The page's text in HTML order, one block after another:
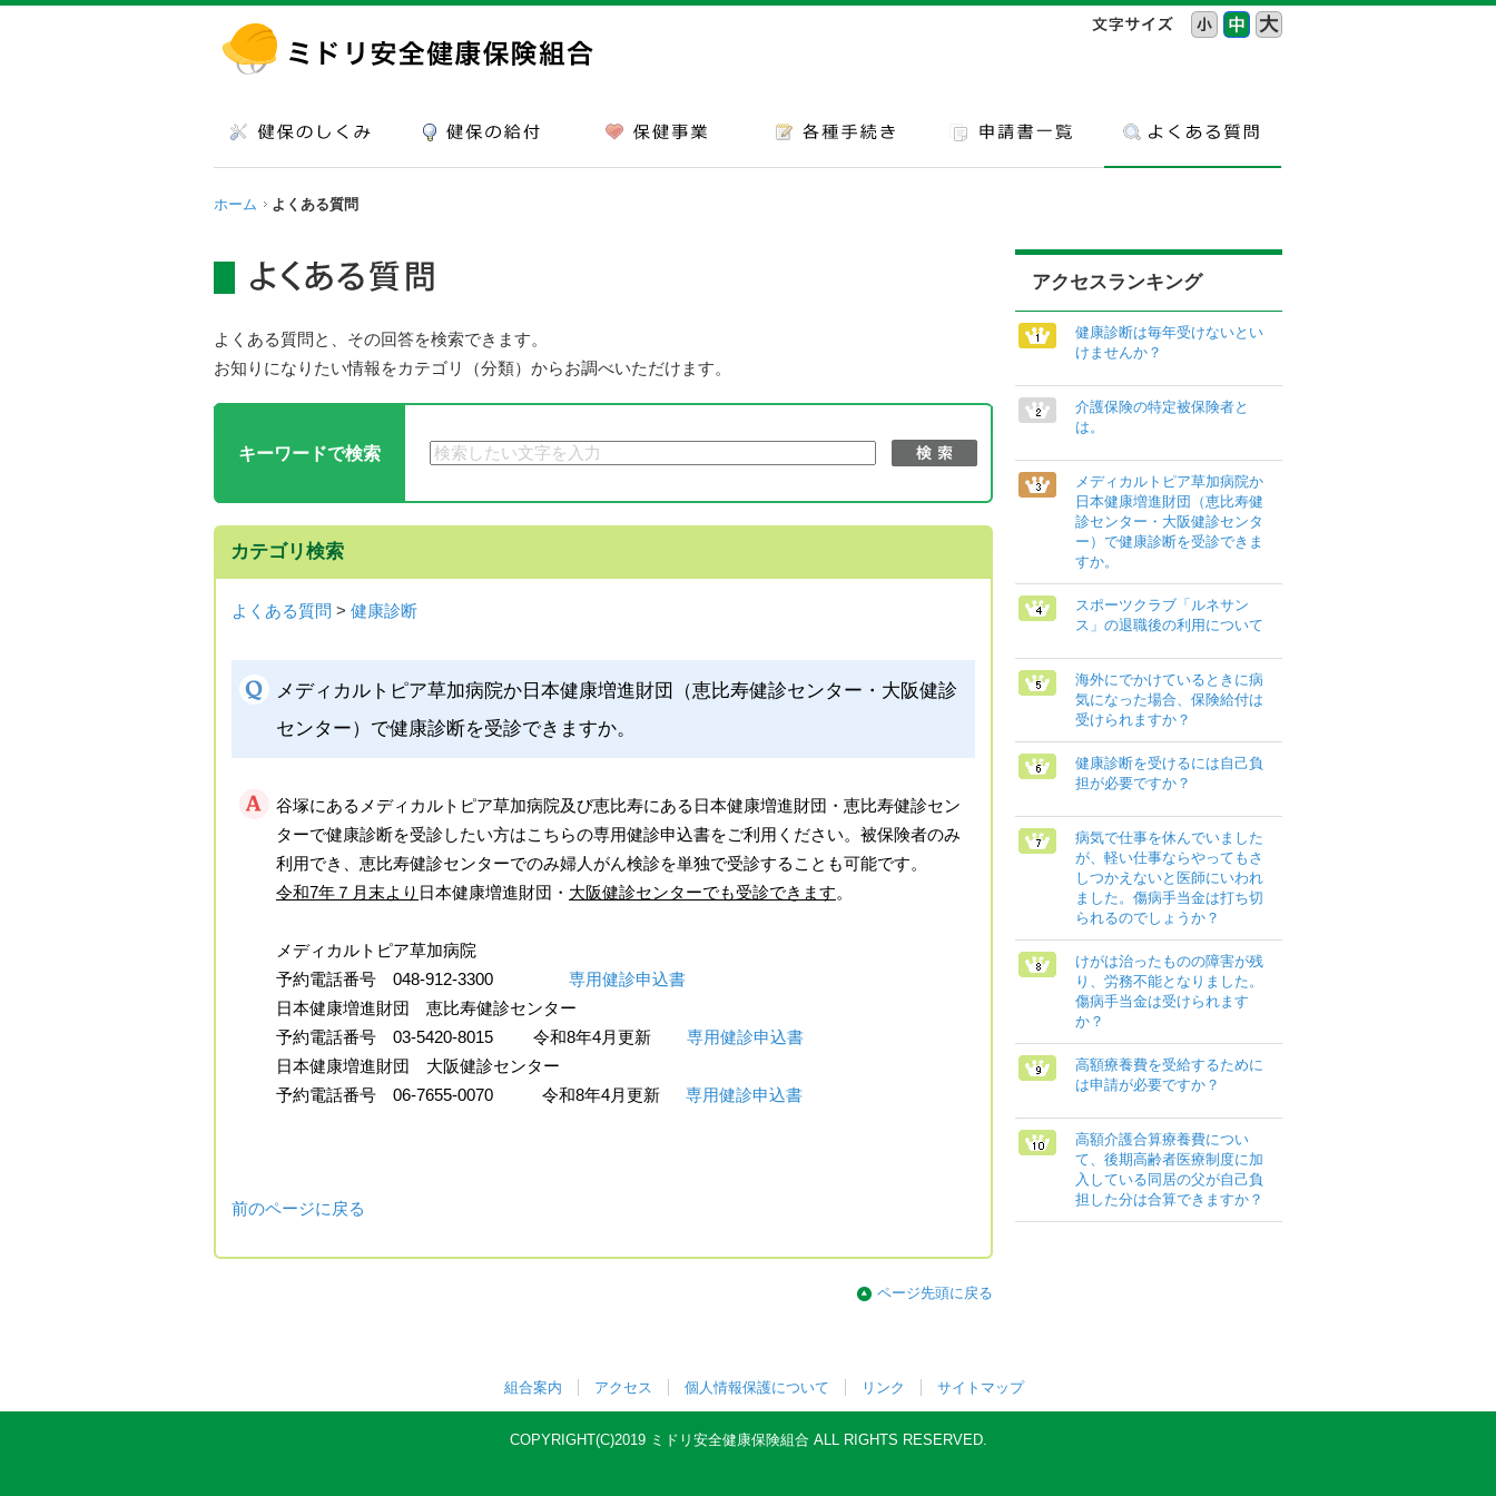
ホーム よくある質問
よくある質問と、その回答を検索できます。
お知りになりたい情報をカテゴリ（分類）からお調べいただけます。
キーワードで検索
カテゴリ検索
よくある質問 > 健康診断
メディカルトピア草加病院か日本健康増進財団（恵比寿健診センター・大阪健診
センター）で健康診断を受診できますか。
谷塚にあるメディカルトピア草加病院及び恵比寿にある日本健康増進財団・恵比寿健診セン
ターで健康診断を受診したい方はこちらの専用健診申込書をご利用ください。被保険者のみ
利用でき、恵比寿健診センターでのみ婦人がん検診を単独で受診することも可能です。
令和7年７月末より 日本健康増進財団・ 大阪健診センターでも受診できます。
メディカルトピア草加病院
予約電話番号 048-912-3300
専用健診申込書
日本健康増進財団 恵比寿健診センター
予約電話番号 03-5420-8015 令和8年4月更新
専用健診申込書
日本健康増進財団 大阪健診センター
予約電話番号 06-7655-0070 令和8年4月更新 専用健診申込書
前のページに戻る
ページ先頭に戻る
アクセスランキング
健康診断は毎年受けないとい
けませんか？
介護保険の特定被保険者と
は。
メディカルトピア草加病院か
日本健康増進財団（恵比寿健
診センター・大阪健診センタ
ー）で健康診断を受診できま
すか。
スポーツクラブ「ルネサン
ス」の退職後の利用について
海外にでかけているときに病
気になった場合、保険給付は
受けられますか？
健康診断を受けるには自己負
担が必要ですか？
病気で仕事を休んでいました
が、軽い仕事ならやってもさ
しつかえないと医師にいわれ
ました。傷病手当金は打ち切
られるのでしょうか？
けがは治ったものの障害が残
り、労務不能となりました。
傷病手当金は受けられます
か？
高額療養費を受給するために
は申請が必要ですか？
高額介護合算療養費につい
て、後期高齢者医療制度に加
入している同居の父が自己負
担した分は合算できますか？
組合案内 アクセス 個人情報保護について リンク サイトマップ
COPYRIGHT(C)2019 ミドリ安全健康保険組合 ALL RIGHTS RESERVED.